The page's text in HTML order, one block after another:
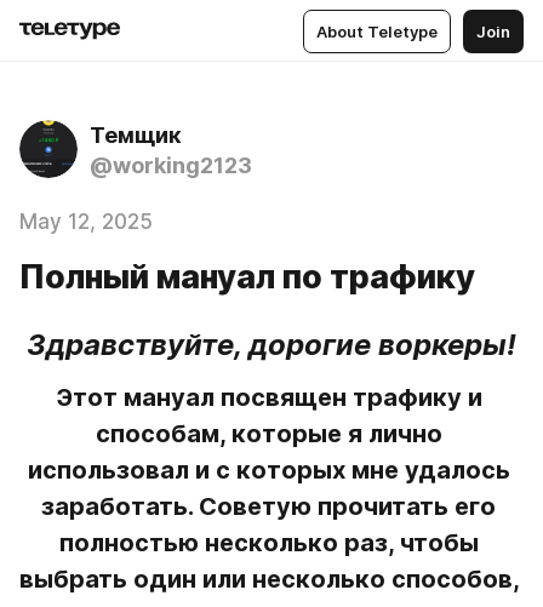
About Teletype Join
Темщик
@working2123
May 12, 2025
Полный мануал по трафику
Здравствуйте, дорогие воркеры!
Этот мануал посвящен трафику и
способам, которые я лично
использовал и с которых мне удалось
заработать. Советую прочитать его
полностью несколько раз, чтобы
выбрать один или несколько способов,